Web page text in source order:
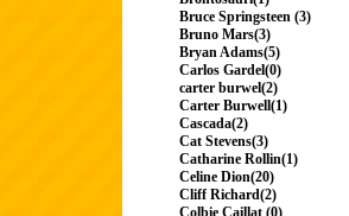
Bruce Springsteen (3)
Bruno Mars(3)
Bryan Adams(5)
Carlos Gardel(0)
carter burwel(2)
Carter Burwell(1)
Cascada(2)
Cat Stevens(3)
Catharine Rollin(1)
Celine Dion(20)
Cliff Richard(2)
Colbie Caillat (0)